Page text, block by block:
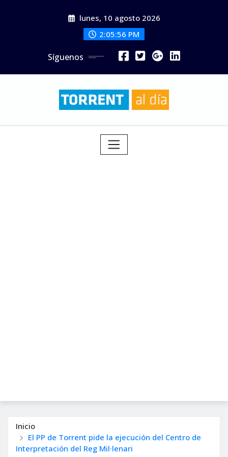
lunes, 10 agosto 2026
2:05:57 PM
Síguenos
Inicio
El PP de Torrent pide la ejecución del Centro de
Interpretación del Reg Mil·lenari